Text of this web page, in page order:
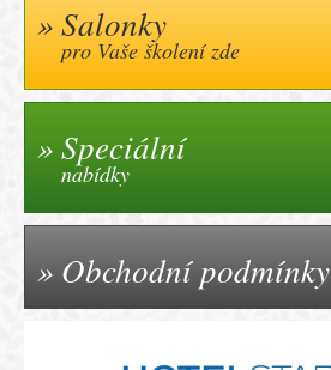
Salonky
pro Vaše školení zde
Speciální
nabídky
Obchodní podmínky